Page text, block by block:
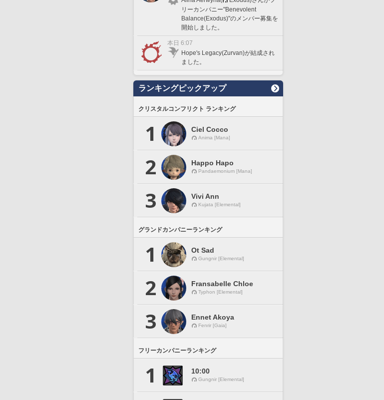
リーカンパニー"Benevolent
Balance(Exodus)"のメンバー募集を
開始しました。
本日 6:07
Hope's Legacy(Zurvan)が結成され
ました。
ランキングピックアップ
クリスタルコンフリクト ランキング
1 Ciel Cocco
Anima [Mana]
2 Happo Hapo
Pandaemonium [Mana]
3 Vivi Ann
Kujata [Elemental]
グランドカンパニーランキング
1 Ot Sad
Gungnir [Elemental]
2 Fransabelle Chloe
Typhon [Elemental]
3 Ennet Akoya
Fenrir [Gaia]
フリーカンパニーランキング
1 10:00
Gungnir [Elemental]